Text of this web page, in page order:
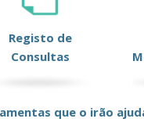
Registo de
Consultas
que o irão